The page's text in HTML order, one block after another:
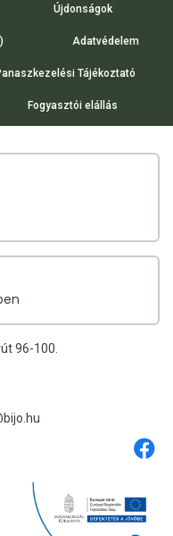
Újdonságok
Adatvédelem
Tájékoztató
Fogyasztói elállás
96-100.